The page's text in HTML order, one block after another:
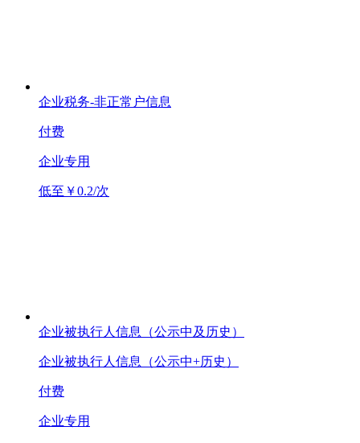
企业税务-非正常户信息
付费
企业专用
低至￥0.2/次
企业被执行人信息（公示中及历史）
企业被执行人信息（公示中+历史）
付费
企业专用